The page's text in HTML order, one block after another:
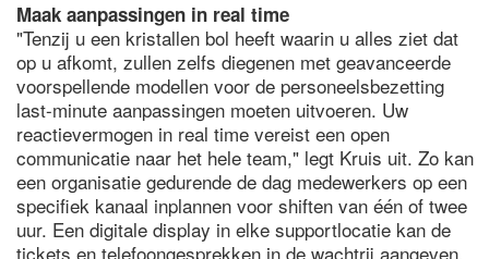
Maak aanpassingen in real time
"Tenzij u een kristallen bol heeft waarin u alles ziet dat
op u afkomt, zullen zelfs diegenen met geavanceerde
voorspellende modellen voor de personeelsbezetting
last-minute aanpassingen moeten uitvoeren. Uw
reactievermogen in real time vereist een open
communicatie naar het hele team," legt Kruis uit. Zo kan
een organisatie gedurende de dag medewerkers op een
specifiek kanaal inplannen voor shiften van één of twee
uur. Een digitale display in elke supportlocatie kan de
tickets en telefoongesprekken in de wachtrij aangeven.